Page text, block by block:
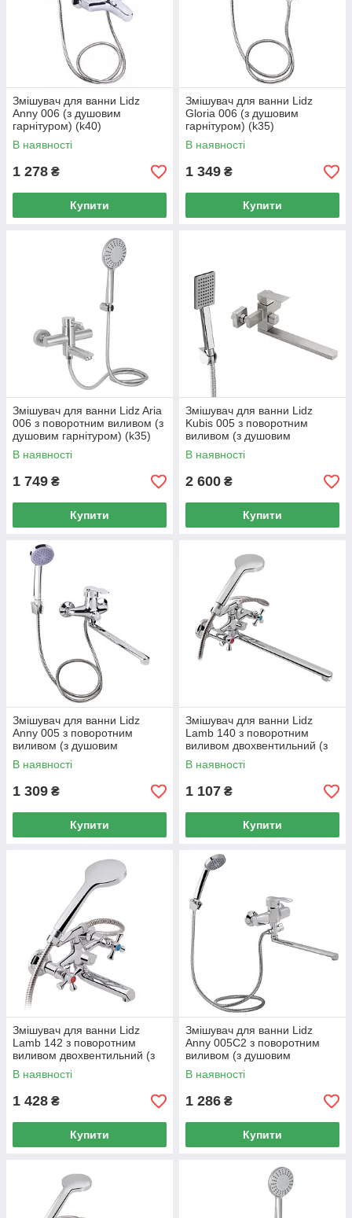
Змішувач для ванни Lidz
Anny 006 (з душовим
гарнітуром) (k40)
LDANN006CRM35121
Chrome
В наявності
1 278 ₴
Купити
Змішувач для ванни Lidz
Gloria 006 (з душовим
гарнітуром) (k35)
LDGLO006CRM35118
Chrome
В наявності
1 349 ₴
Купити
Змішувач для ванни Lidz Aria
006 з поворотним виливом (з
душовим гарнітуром) (k35)
LDARI006NKS34940 Nickel
В наявності
1 749 ₴
Купити
Змішувач для ванни Lidz
Kubis 005 з поворотним
виливом (з душовим
гарнітуром) (k35)
LDKUB005NKS28537 Nickel
В наявності
2 600 ₴
Купити
Змішувач для ванни Lidz
Anny 005 з поворотним
виливом (з душовим
гарнітуром) (k40)
LDANN005CRM35120
В наявності
1 309 ₴
Купити
Змішувач для ванни Lidz
Lamb 140 з поворотним
виливом двохвентильний (з
душовим гарнітуром)
LDLAM140CRM22144
В наявності
1 107 ₴
Купити
Змішувач для ванни Lidz
Lamb 142 з поворотним
виливом двохвентильний (з
душовим гарнітуром)
LDLAM142CRM35081
В наявності
1 428 ₴
Купити
Змішувач для ванни Lidz
Anny 005C2 з поворотним
виливом (з душовим
гарнітуром) (k40)
LDANN005C2CRM35102
В наявності
1 286 ₴
Купити